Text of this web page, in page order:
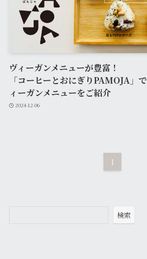
ヴィーガンメニューが豊富！
「コーヒーとおにぎりPAMOJA」
ィーガンメニューをご紹介
2024-12-06
1
検索